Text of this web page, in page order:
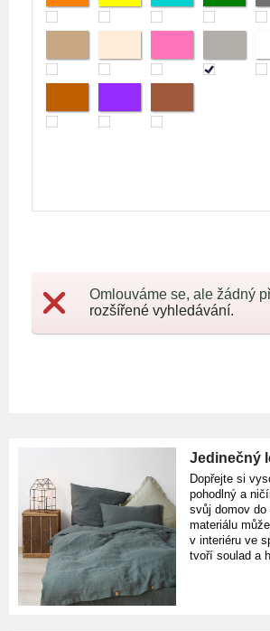
Omlouváme se, ale žádný
rozšířené vyhledávání.
Jedinečný
Dopřejte si
pohodlný a
svůj domov
materiálu
v interiéru ve
tvoří soulad a